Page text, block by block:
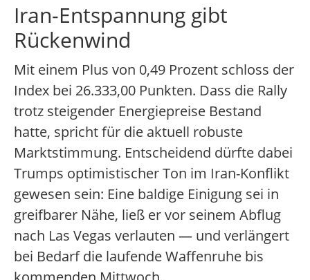
Iran-Entspannung gibt
Rückenwind
Mit einem Plus von 0,49 Prozent schloss der
Index bei 26.333,00 Punkten. Dass die Rally
trotz steigender Energiepreise Bestand
hatte, spricht für die aktuell robuste
Marktstimmung. Entscheidend dürfte dabei
Trumps optimistischer Ton im Iran-Konflikt
gewesen sein: Eine baldige Einigung sei in
greifbarer Nähe, ließ er vor seinem Abflug
nach Las Vegas verlauten — und verlängert
bei Bedarf die laufende Waffenruhe bis